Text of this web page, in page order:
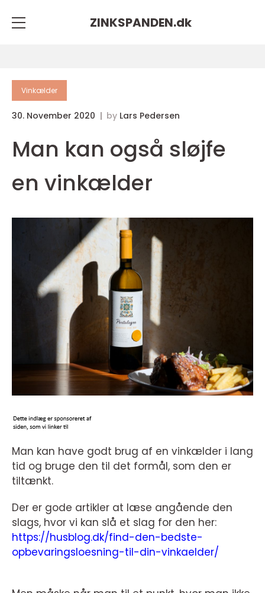
ZINKSPANDEN.dk
Vinkælder
30. November 2020 by Lars Pedersen
Man kan også sløjfe
en vinkælder
Man kan have godt brug af en vinkælder i lang
tid og bruge den til det formål, som den er
tiltænkt.
Der er gode artikler at læse angående den
slags, hvor vi kan slå et slag for den her:
https://husblog.dk/find-den-bedste-
opbevaringsloesning-til-din-vinkaelder/